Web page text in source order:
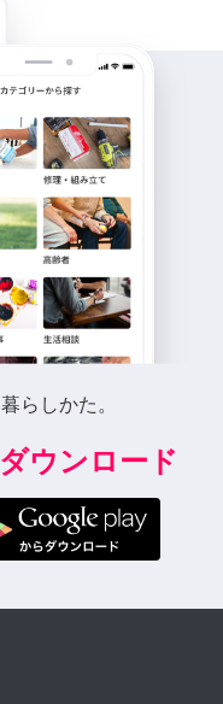
らしかた。
ウンロード